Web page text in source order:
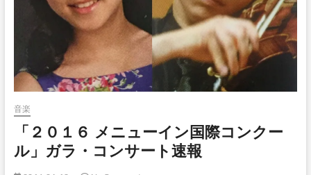
音楽
「２０１６ メニューイン国際コンクー
ル」ガラ・コンサート速報